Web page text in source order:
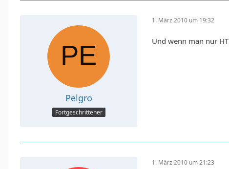
Pelgro
Fortgeschrittener
1. März 2010 um 19:32
Und wenn man nur
1. März 2010 um 21:23